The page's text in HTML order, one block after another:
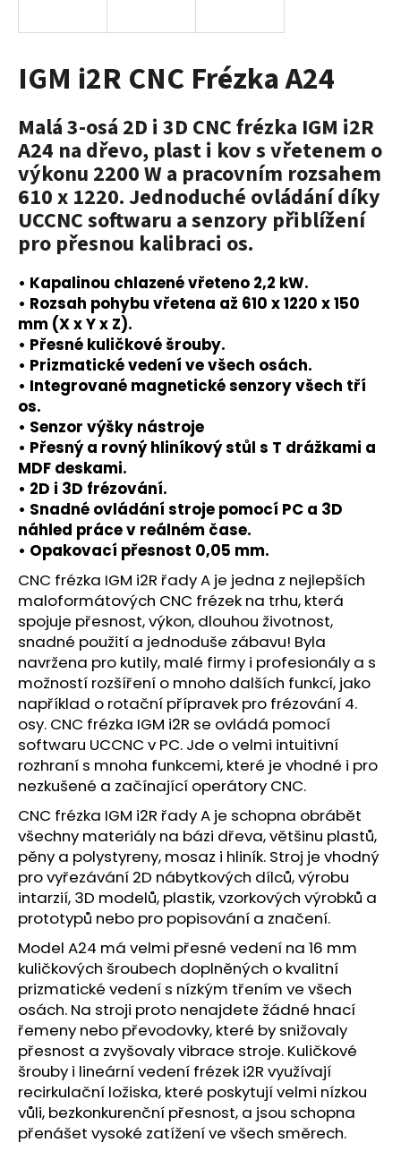
IGM i2R CNC Frézka A24
Malá 3-osá 2D i 3D CNC frézka IGM i2R
A24 na dřevo, plast i kov s vřetenem o
výkonu 2200 W a pracovním rozsahem
610 x 1220. Jednoduché ovládání díky
UCCNC softwaru a senzory přiblížení
pro přesnou kalibraci os.
• Kapalinou chlazené vřeteno 2,2 kW.
• Rozsah pohybu vřetena až 610 x 1220 x 150
mm (X x Y x Z).
• Přesné kuličkové šrouby.
• Prizmatické vedení ve všech osách.
• Integrované magnetické senzory všech tří
os.
• Senzor výšky nástroje
• Přesný a rovný hliníkový stůl s T drážkami a
MDF deskami.
• 2D i 3D frézování.
• Snadné ovládání stroje pomocí PC a 3D
náhled práce v reálném čase.
• Opakovací přesnost 0,05 mm.
CNC frézka IGM i2R řady A je jedna z nejlepších
maloformátových CNC frézek na trhu, která
spojuje přesnost, výkon, dlouhou životnost,
snadné použití a jednoduše zábavu! Byla
navržena pro kutily, malé firmy i profesionály a s
možností rozšíření o mnoho dalších funkcí, jako
například o rotační přípravek pro frézování 4.
osy. CNC frézka IGM i2R se ovládá pomocí
softwaru UCCNC v PC. Jde o velmi intuitivní
rozhraní s mnoha funkcemi, které je vhodné i pro
nezkušené a začínající operátory CNC.
CNC frézka IGM i2R řady A je schopna obrábět
všechny materiály na bázi dřeva, většinu plastů,
pěny a polystyreny, mosaz i hliník. Stroj je vhodný
pro vyřezávání 2D nábytkových dílců, výrobu
intarzií, 3D modelů, plastik, vzorkových výrobků a
prototypů nebo pro popisování a značení.
Model A24 má velmi přesné vedení na 16 mm
kuličkových šroubech doplněných o kvalitní
prizmatické vedení s nízkým třením ve všech
osách. Na stroji proto nenajdete žádné hnací
řemeny nebo převodovky, které by snižovaly
přesnost a zvyšovaly vibrace stroje. Kuličkové
šrouby i lineární vedení frézek i2R využívají
recirkulační ložiska, které poskytují velmi nízkou
vůli, bezkonkurenční přesnost, a jsou schopna
přenášet vysoké zatížení ve všech směrech.
í
t
?
HLEDAT
D
o
p
o
r
u
č
u
j
e
m
e